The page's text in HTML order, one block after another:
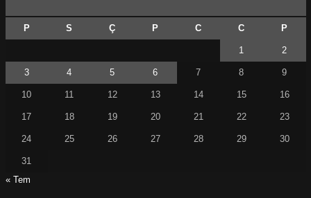
P S Ç P C C P
1 2
3 4 5 6 7 8 9
10 11 12 13 14 15 16
17 18 19 20 21 22 23
24 25 26 27 28 29 30
31
« Tem